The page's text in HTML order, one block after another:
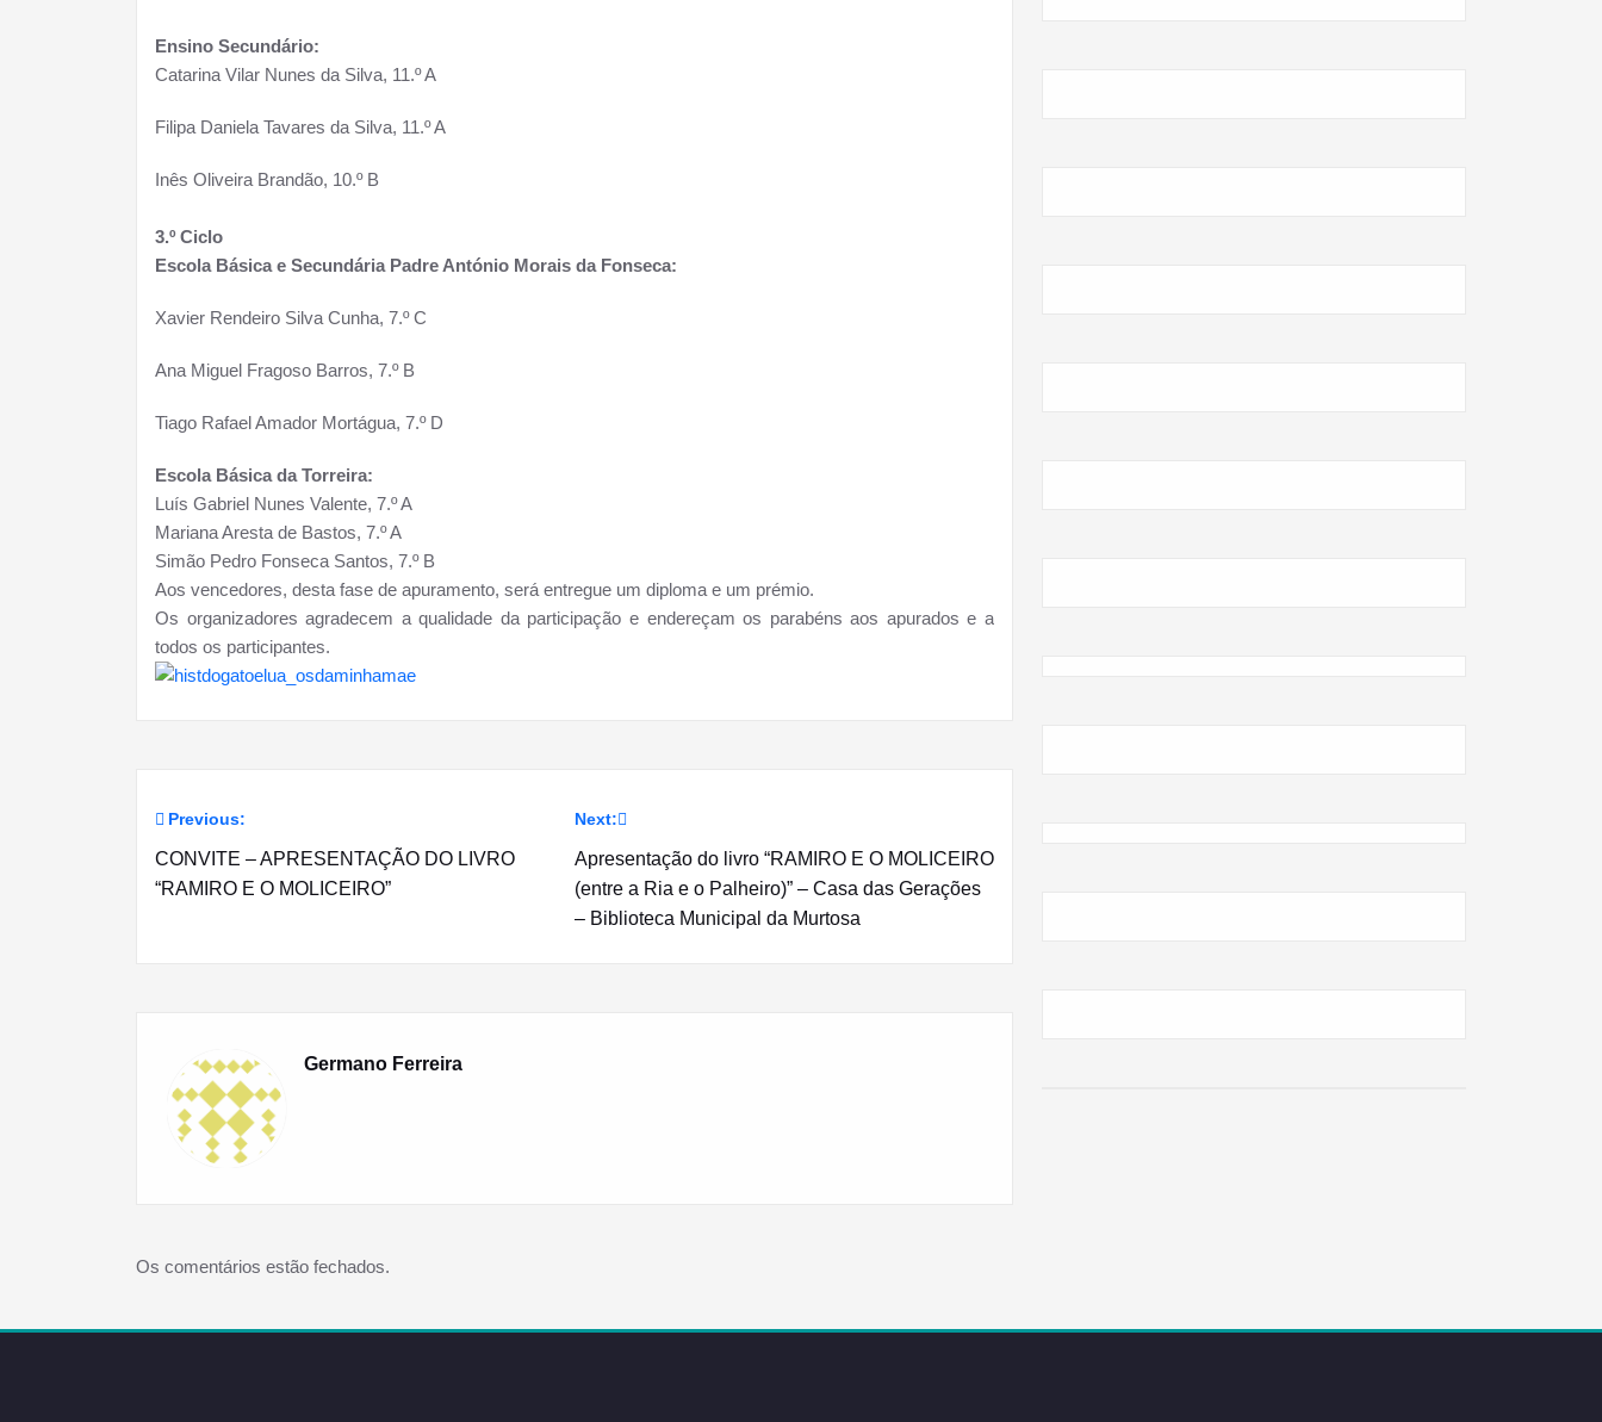
Ensino Secundário:
Catarina Vilar Nunes da Silva, 11.º A
Filipa Daniela Tavares da Silva, 11.º A
Inês Oliveira Brandão, 10.º B
3.º Ciclo
Escola Básica e Secundária Padre António Morais da Fonseca:
Xavier Rendeiro Silva Cunha, 7.º C
Ana Miguel Fragoso Barros, 7.º B
Tiago Rafael Amador Mortágua, 7.º D
Escola Básica da Torreira:
Luís Gabriel Nunes Valente, 7.º A
Mariana Aresta de Bastos, 7.º A
Simão Pedro Fonseca Santos, 7.º B
Aos vencedores, desta fase de apuramento, será entregue um diploma e um prémio.
Os organizadores agradecem a qualidade da participação e endereçam os parabéns aos apurados e a
todos os participantes.
Navegação
de
Previous:
CONVITE – APRESENTAÇÃO DO LIVRO
“RAMIRO E O MOLICEIRO”
Next:
Apresentação do livro “RAMIRO E O MOLICEIRO
(entre a Ria e o Palheiro)” – Casa das Gerações
– Biblioteca Municipal da Murtosa
Germano Ferreira
Os comentários estão fechados.